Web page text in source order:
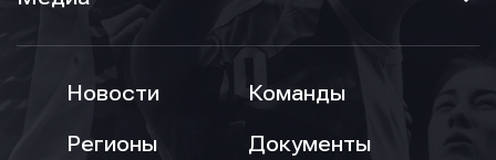
Новости
Команды
Регионы
Документы